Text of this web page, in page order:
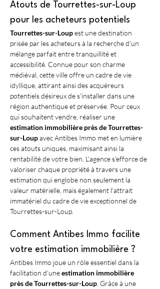
Atouts de Tourrettes-sur-Loup
pour les acheteurs potentiels
Tourrettes-sur-Loup est une destination
prisée par les acheteurs à la recherche d'un
mélange parfait entre tranquillité et
accessibilité. Connue pour son charme
médiéval, cette ville offre un cadre de vie
idyllique, attirant ainsi des acquéreurs
potentiels désireux de s'installer dans une
région authentique et préservée. Pour ceux
qui souhaitent vendre, réaliser une
estimation immobilière près de Tourrettes-
sur-Loup avec Antibes Immo met en lumière
ces atouts uniques, maximisant ainsi la
rentabilité de votre bien. L'agence s'efforce de
valoriser chaque propriété à travers une
estimation qui englobe non seulement la
valeur matérielle, mais également l'attrait
immatériel du cadre de vie exceptionnel de
Tourrettes-sur-Loup.
Comment Antibes Immo facilite
votre estimation immobilière ?
Antibes Immo joue un rôle essentiel dans la
facilitation d'une estimation immobilière
près de Tourrettes-sur-Loup . Grâce à une